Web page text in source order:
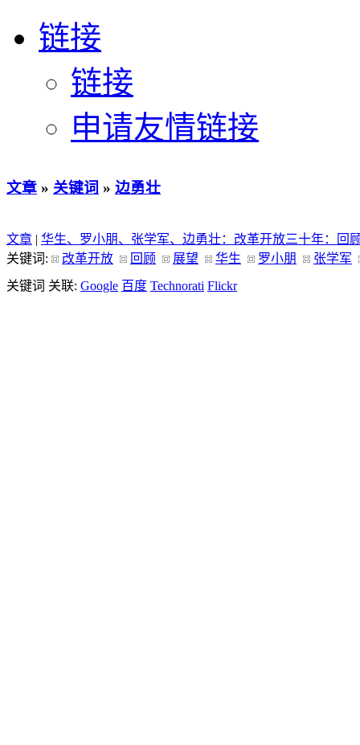
链接
链接
申请友情链接
文章 » 关键词 » 边勇壮
文章 | 华生、罗小朋、张学军、边勇壮：改革开放三十年：回
关键词:
改革开放 回顾 展望 华生 罗小朋
张学军
关键词 关联: Google 百度 Technorati Flickr